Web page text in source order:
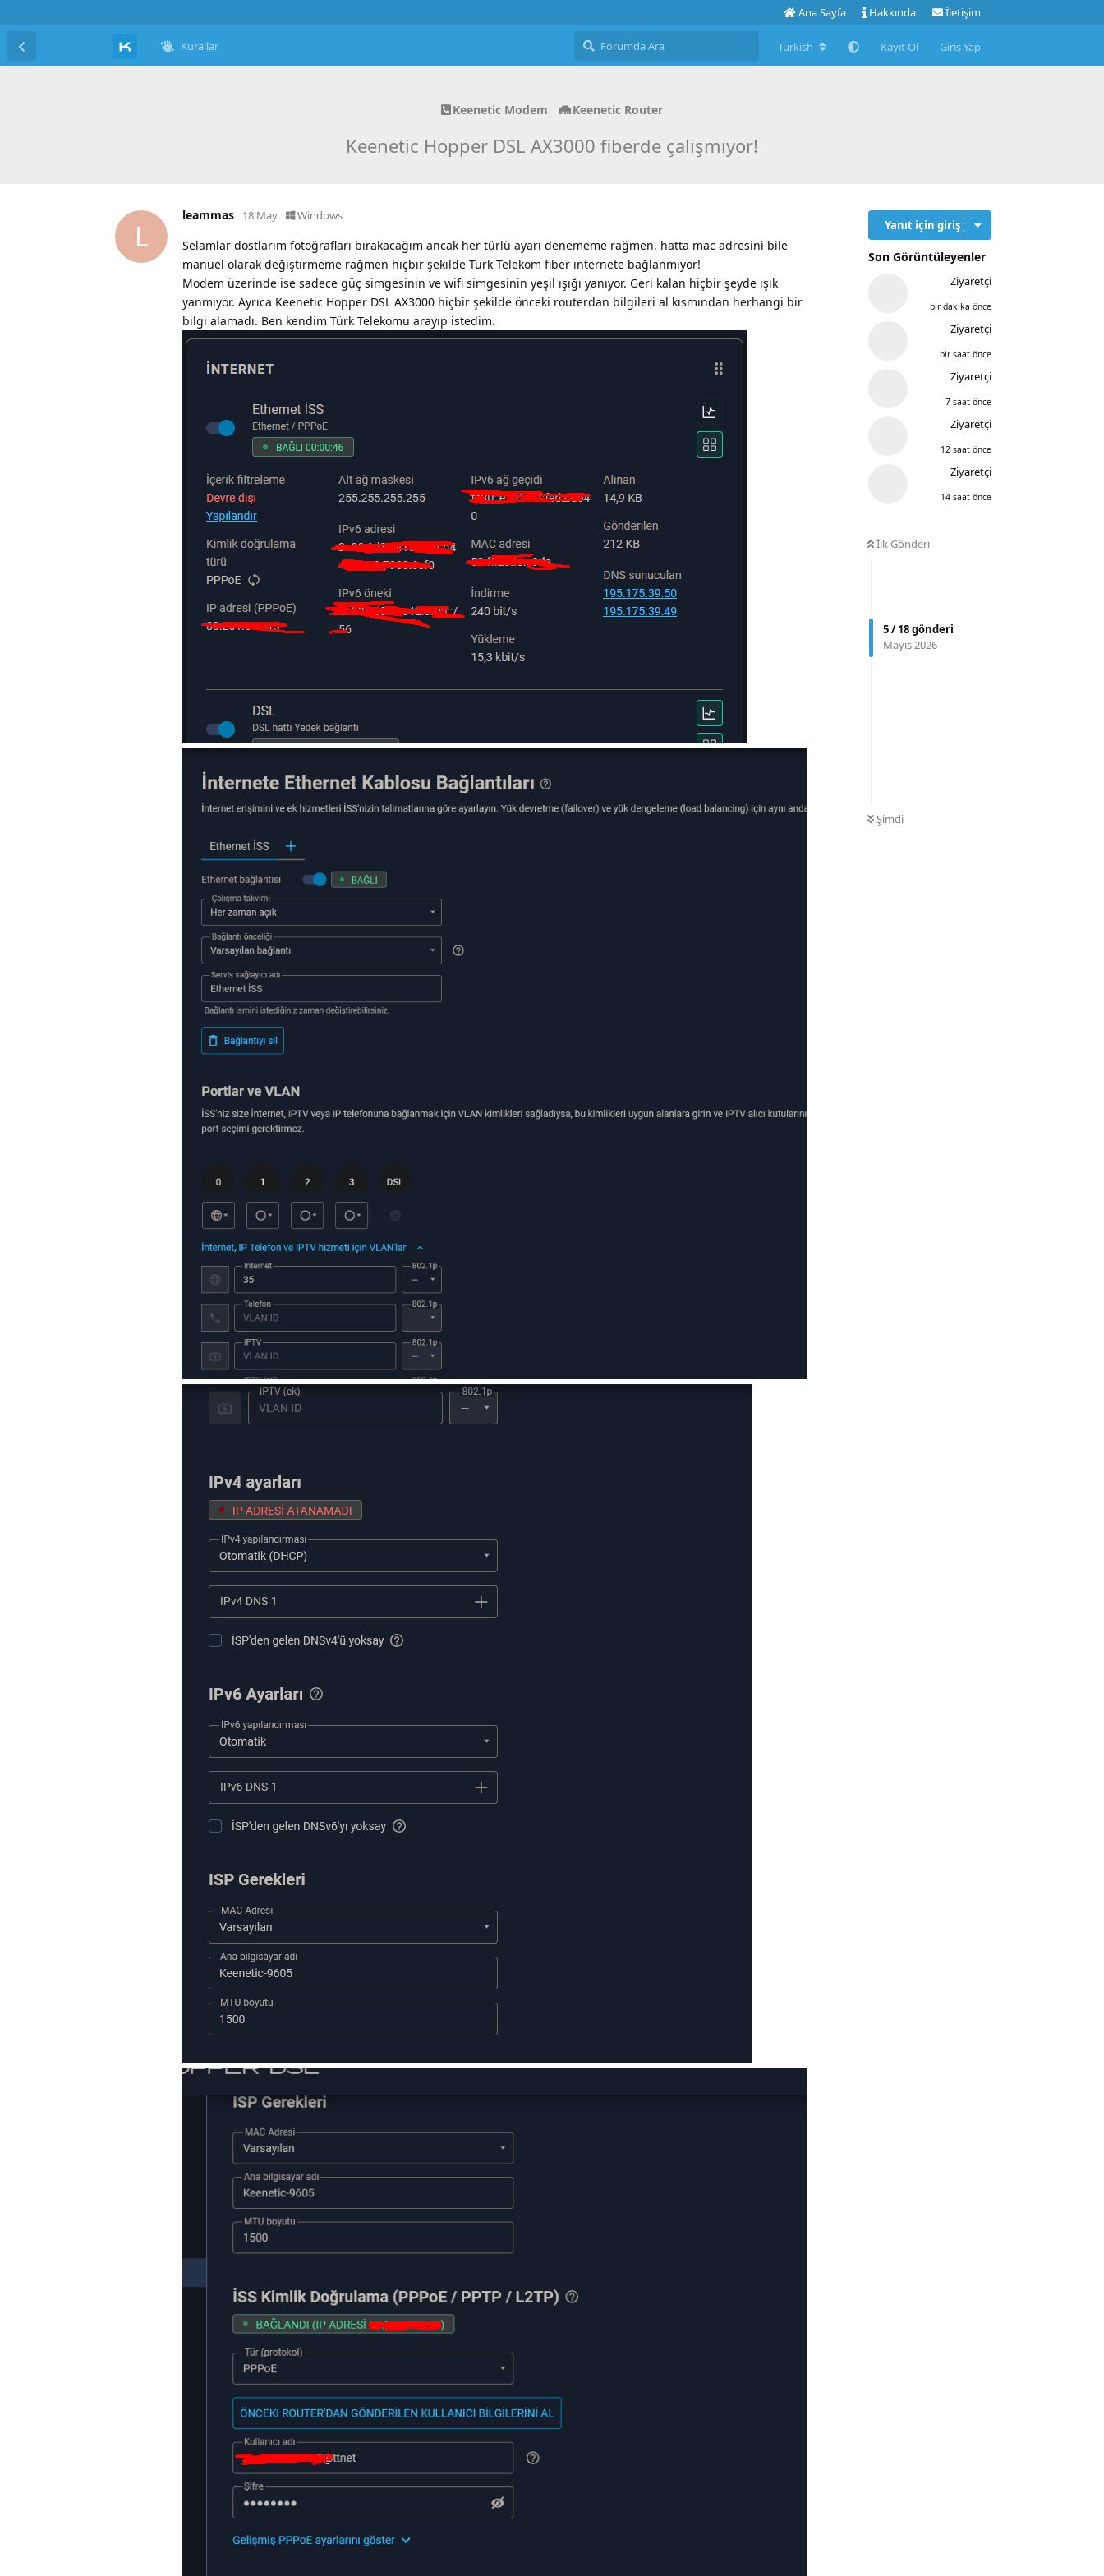
Ana Sayfa Hakkında İletişim
Kurallar Turkish Kayıt Ol Giriş Yap
Keenetic Modem Keenetic Router
Keenetic Hopper DSL AX3000 fiberde çalışmıyor!
Yanıt için giriş yap
Son Görüntüleyenler
Ziyaretçi
bir dakika önce
Ziyaretçi
bir saat önce
Ziyaretçi
7 saat önce
Ziyaretçi
12 saat önce
Ziyaretçi
14 saat önce
İlk Gönderi
5/18gönderi
Mayıs 2026
Şimdi
L
leammas 18 May Windows
Selamlar dostlarım fotoğrafları bırakacağım ancak her türlü ayarı denememe rağmen, hatta mac adresini bile
manuel olarak değiştirmeme rağmen hiçbir şekilde Türk Telekom fiber internete bağlanmıyor!
Modem üzerinde ise sadece güç simgesinin ve wifi simgesinin yeşil ışığı yanıyor. Geri kalan hiçbir şeyde ışık
yanmıyor. Ayrıca Keenetic Hopper DSL AX3000 hiçbir şekilde önceki routerdan bilgileri al kısmından herhangi bir
bilgi alamadı. Ben kendim Türk Telekomu arayıp istedim.